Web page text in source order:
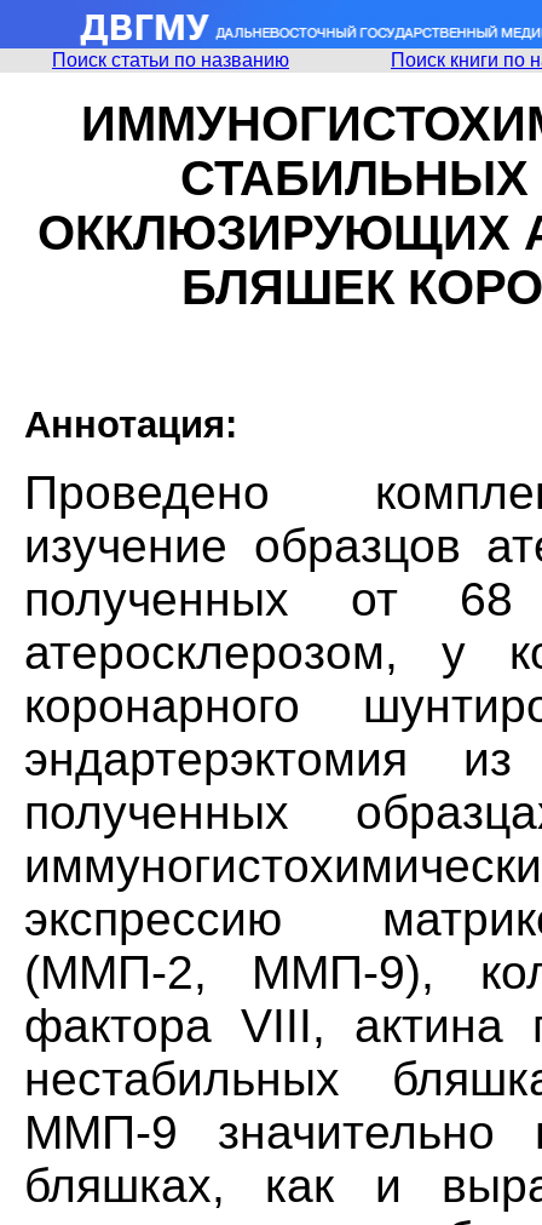
Поиск статьи по названию Поиск книги по
ОККЛЮЗИРУЮЩИХ
БЛЯШЕК
Аннотация:
Проведено
изучение образцов
полученных от
атеросклерозом, у
коронарного
эндартерэктомия
полученных
экспрессию
(ММП-2, ММП-9),
фактора VIII, актина
нестабильных
ММП-9
бляшках, как и